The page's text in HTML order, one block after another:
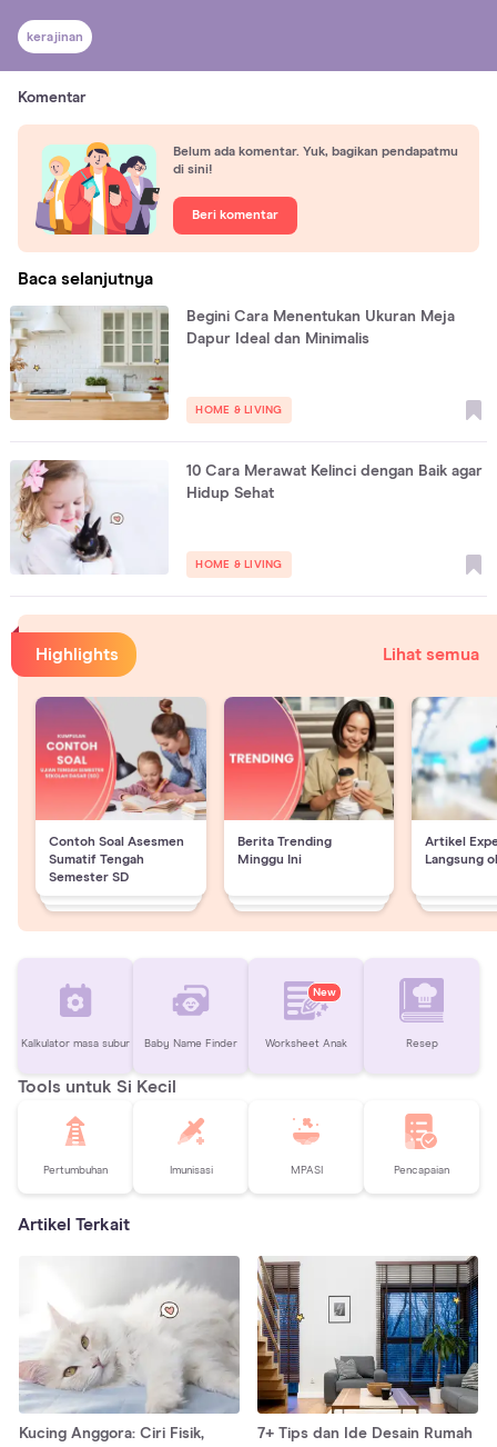
kerajinan
Komentar
Belum ada komentar. Yuk, bagikan pendapatmu
di sini!
Beri komentar
Baca selanjutnya
Begini Cara Menentukan Ukuran Meja
Dapur Ideal dan Minimalis
HOME & LIVING
10 Cara Merawat Kelinci dengan Baik agar
Hidup Sehat
HOME & LIVING
Highlights Lihat semua
Contoh Soal Asesmen
Sumatif Tengah
Semester SD
Berita Trending
Minggu Ini
Artikel
Langsung
Kalkulator masa subur Baby Name Finder
New
Worksheet Anak Resep
Tools untuk Si Kecil
Pertumbuhan Imunisasi MPASI Pencapaian
Artikel Terkait
Kucing Anggora: Ciri Fisik,
7+ Tips dan Ide Desain Rumah